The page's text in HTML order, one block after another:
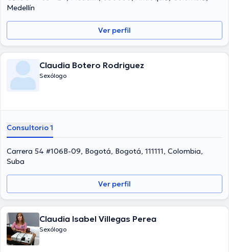
Medellín
Ver perfil
Claudia Botero Rodriguez
Sexólogo
Consultorio 1
Carrera 54 #106B-09, Bogotá, Bogotá, 111111, Colombia,
Suba
Ver perfil
Claudia Isabel Villegas Perea
Sexólogo